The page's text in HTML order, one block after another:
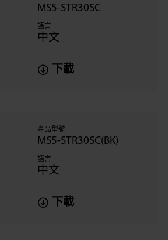
MS5-STR30SC
語言
中文
下載
產品型號
MS5-STR30SC(BK)
語言
中文
下載